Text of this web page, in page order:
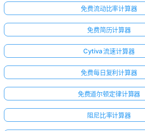
免费流动比率计算器
免费简历计算器
Cytiva 流速计算器
免费每日复利计算器
免费道尔顿定律计算器
阻尼比率计算器